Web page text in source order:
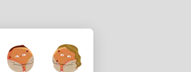
©Mappy